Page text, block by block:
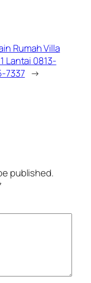
Rumah Villa
Lantai 0813-
7337 →
published.